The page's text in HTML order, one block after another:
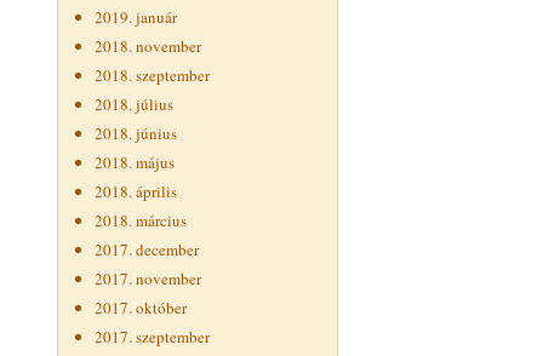
2019. január
2018. november
2018. szeptember
2018. július
2018. június
2018. május
2018. április
2018. március
2017. december
2017. november
2017. október
2017. szeptember